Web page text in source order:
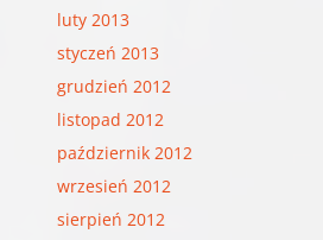
luty 2013
styczeń 2013
grudzień 2012
listopad 2012
październik 2012
wrzesień 2012
sierpień 2012